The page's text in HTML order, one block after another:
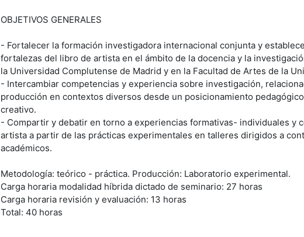
OBJETIVOS GENERALES
- Fortalecer la formación investigadora internacional conjunta y
fortalezas del libro de artista en el ámbito de la docencia y la
la Universidad Complutense de Madrid y en la Facultad de Artes de la
- Intercambiar competencias y experiencia sobre investigación,
producción en contextos diversos desde un posicionamiento
creativo.
- Compartir y debatir en torno a experiencias formativas- individuales y
artista a partir de las prácticas experimentales en talleres dirigidos a
académicos.
Metodología: teórico - práctica. Producción: Laboratorio experimental.
Carga horaria modalidad híbrida dictado de seminario: 27 horas
Carga horaria revisión y evaluación: 13 horas
Total: 40 horas